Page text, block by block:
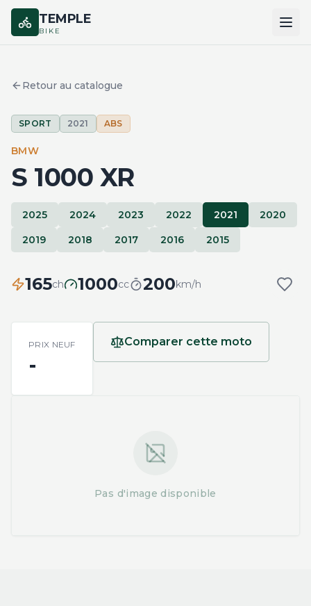
TEMPLE
BIKE
MARQUES
COMPARER
Retour au catalogue
SPORT 2021 ABS
BMW
S 1000 XR
2025 2024 2023 2022 2021
2020
2019
2018 2017 2016 2015
165ch 1000cc 200km/h
PRIX NEUF
-
Comparer cette moto
Pas d'image disponible